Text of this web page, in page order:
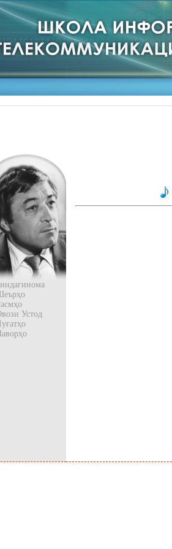
Устод